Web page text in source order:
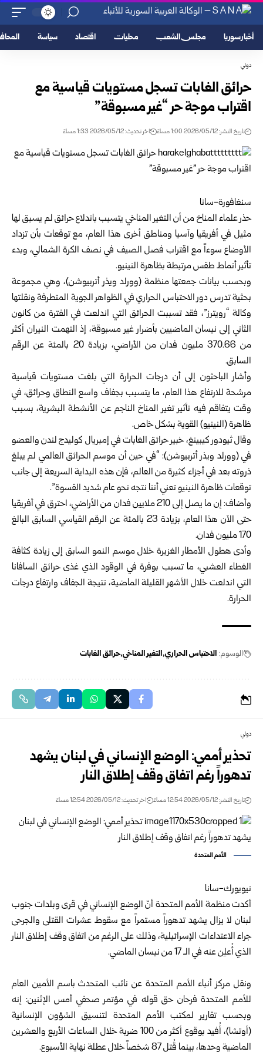
أخبار سوريا مجلس الشعب محليات اقتصاد سياسة
دولي
حرائق الغابات تسجل مستويات قياسية مع
اقتراب موجة حر “غير مسبوقة”
تاريخ النشر: 2026/05/12 1:00 مساءً اخر تحديث: 2026/05/12 1:33 مساءً
سنغافورة-سانا
حذر علماء المناخ من أن التغير المناخي يتسبب باندلاع حرائق لم يسبق لها
مثيل في أفريقيا وآسيا ومناطق أخرى هذا العام، مع توقعات ‌بأن تزداد
الأوضاع سوءاً مع اقتراب فصل الصيف في نصف الكرة الشمالي، وبدء
تأثير أنماط طقس مرتبطة بظاهرة النينيو.
وبحسب بيانات جمعتها منظمة (وورلد ويذر أتربيوشن)، وهي مجموعة
بحثية تدرس دور الاحتباس الحراري في الظواهر الجوية المتطرفة ونقلتها
وكالة “رويترز”، فقد تسببت الحرائق التي اندلعت في الفترة من كانون
الثاني إلى نيسان الماضيين بأضرار غير مسبوقة، إذ التهمت النيران أكثر
من 370.66 مليون فدان من الأراضي، بزيادة 20 بالمئة عن الرقم
السابق.
وأشار الباحثون إلى أن درجات الحرارة التي بلغت مستويات قياسية
مرشحة للارتفاع هذا العام، ما يتسبب بجفاف واسع النطاق وحرائق، في
وقت يتفاقم فيه تأثير تغير المناخ الناجم عن الأنشطة البشرية، بسبب
ظاهرة (النينيو) القوية بشكل ‌خاص.
وقال ⁠ثيودور كيبينغ، خبير حرائق الغابات في إمبريال كوليدج لندن والعضو
في (وورلد ويذر أتربيوشن): “في حين أن موسم الحرائق العالمي لم يبلغ
ذروته بعد في أجزاء كثيرة من العالم، فإن هذه البداية السريعة إلى جانب
توقعات ظاهرة ⁠النينيو تعني أننا نتجه نحو عام شديد القسوة”.
وأضاف: إن ما يصل إلى 210 ملايين فدان من الأراضي، احترق في أفريقيا
حتى الآن هذا العام، ⁠بزيادة 23 بالمئة عن الرقم القياسي السابق البالغ
170 مليون فدان.
وأدى هطول الأمطار الغزيرة خلال موسم النمو السابق إلى زيادة ⁠كثافة
الغطاء العشبي، ما تسبب بوفرة في الوقود الذي غذى حرائق السافانا
التي اندلعت خلال الأشهر القليلة الماضية، نتيجة الجفاف وارتفاع درجات
الحرارة.
الوسوم: الاحتباس الحراري التغير المناخي حرائق الغابات
دولي
تحذير أممي: الوضع الإنساني في لبنان يشهد
تدهوراً رغم اتفاق وقف ‏إطلاق النار
تاريخ النشر: 2026/05/12 12:54 مساءً اخر تحديث: 2026/05/12 12:54 مساءً
الأمم المتحدة
نيويورك-سانا‏
أكدت منظمة الأمم المتحدة أنّ الوضع الإنساني في قرى وبلدات جنوب
لبنان ‏لا يزال يشهد تدهوراً مستمراً مع سقوط عشرات القتلى والجرحى
جراء ‏الاعتداءات الإسرائيلية، وذلك على الرغم من اتفاق وقف إطلاق النار
الذي ‏أُعلِن عنه في الـ 17 من نيسان الماضي.‏
ونقل مركز أنباء الأمم المتحدة عن نائب المتحدث باسم الأمين العام
للأمم ‏المتحدة فرحان حق قوله في مؤتمر صحفي أمس الإثنين: إنه
وبحسب ‏تقارير لمكتب الأمم المتحدة لتنسيق الشؤون الإنسانية
(أوتشا)، أُفيد بوقوع ‏أكثر من 100 ضربة خلال الساعات الأربع والعشرين
الماضية وحدها، ‏بينما قُتل 87 شخصاً خلال عطلة نهاية الأسبوع. ‏